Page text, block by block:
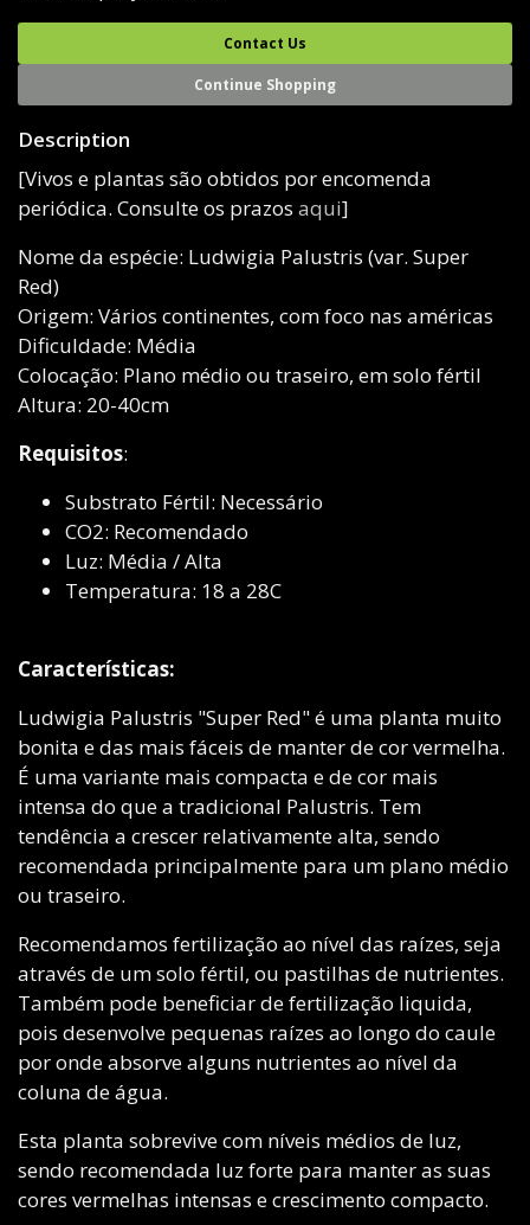
Contact Us
Continue Shopping
Description
[Vivos e plantas são obtidos por encomenda
periódica. Consulte os prazos aqui]
Nome da espécie: Ludwigia Palustris (var. Super
Red)
Origem: Vários continentes, com foco nas américas
Dificuldade: Média
Colocação: Plano médio ou traseiro, em solo fértil
Altura: 20-40cm
Requisitos:
Substrato Fértil: Necessário
CO2: Recomendado
Luz: Média / Alta
Temperatura: 18 a 28C
Características:
Ludwigia Palustris "Super Red" é uma planta muito
bonita e das mais fáceis de manter de cor vermelha.
É uma variante mais compacta e de cor mais
intensa do que a tradicional Palustris. Tem
tendência a crescer relativamente alta, sendo
recomendada principalmente para um plano médio
ou traseiro.
Recomendamos fertilização ao nível das raízes, seja
através de um solo fértil, ou pastilhas de nutrientes.
Também pode beneficiar de fertilização liquida,
pois desenvolve pequenas raízes ao longo do caule
por onde absorve alguns nutrientes ao nível da
coluna de água.
Esta planta sobrevive com níveis médios de luz,
sendo recomendada luz forte para manter as suas
cores vermelhas intensas e crescimento compacto.